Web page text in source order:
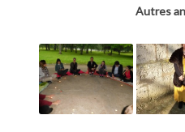
Autres